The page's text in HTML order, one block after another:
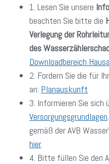
1. Lesen Sie unsere
beachten Sie bitte die
Verlegung der
des
Downloadbereich
2. Fordern Sie die für
an: Planauskunft
3. Informieren Sie sich
Versorgungsgrundlagen
gemäß der AVB
hier.
4. Bitte füllen Sie den